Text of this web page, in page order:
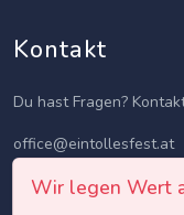
Kontakt
Du hast Fragen?
office@eintollesfest.at
Wir legen Wert